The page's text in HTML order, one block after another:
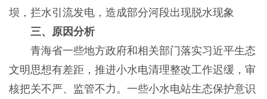
坝，拦水引流发电，造成部分河段出现脱水现象
三、原因分析
青海省一些地方政府和相关部门落实习近平生态
文明思想有差距，推进小水电清理整改工作迟缓，审
核把关不严、监管不力。一些小水电站生态保护意识